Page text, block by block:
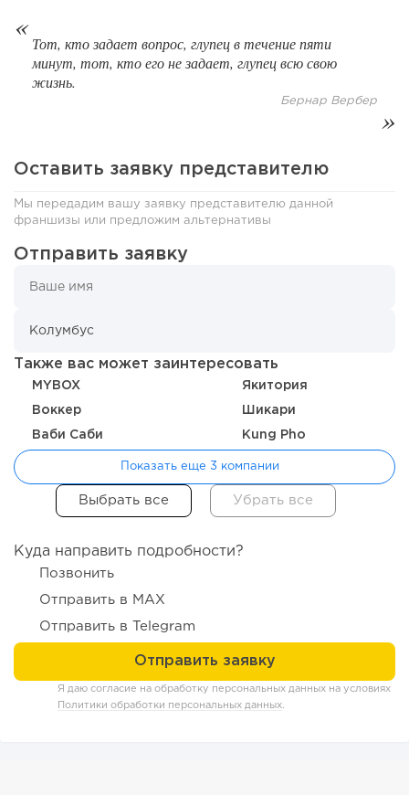
Конференции августа 2026: лучшие мероприятия месяца
243 17 3
Прокат квадроциклов: инвестиции 2 млн рублей,
прибыль 300 тысяч...
Тот, кто задает вопрос, глупец в течение пяти
минут, тот, кто его не задает, глупец всю свою
жизнь.
Бернар Вербер
Оставить заявку представителю
Мы передадим вашу заявку представителю данной
франшизы или предложим альтернативы
Отправить заявку
Также вас может заинтересовать
MYBOX Якитория
Воккер Шикари
Ваби Саби Kung Pho
Показать еще 3 компании
Куда направить подробности?
Позвонить
Отправить в MAX
Отправить в Telegram
Я даю согласие на обработку персональных данных на условиях
Политики обработки персональных данных